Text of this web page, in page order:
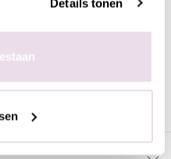
Details tonen
Topgel en hard deze uit.